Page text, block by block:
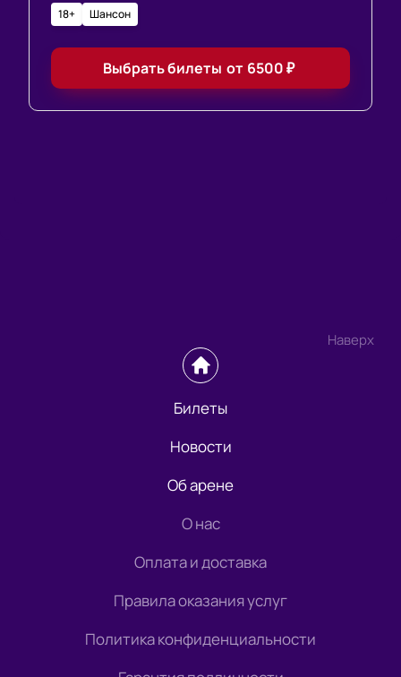
18+ Шансон
Выбрать билеты от 6500₽
Наверх
Билеты
Новости
Об арене
О нас
Оплата и доставка
Правила оказания услуг
Политика конфиденциальности